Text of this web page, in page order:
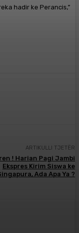
hadir ke Perancis,”
ARTIKULLI TJETËR
! Harian Pagi Jambi
Ekspres Kirim Siswa ke
Ada Apa Ya ?